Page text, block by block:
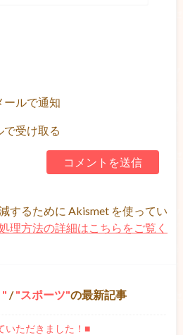
ールで通知
で受け取る
するために Akismet を使ってい
理方法の詳細はこちらをご覧く
/ スポーツ の最新記事
いただきました！■